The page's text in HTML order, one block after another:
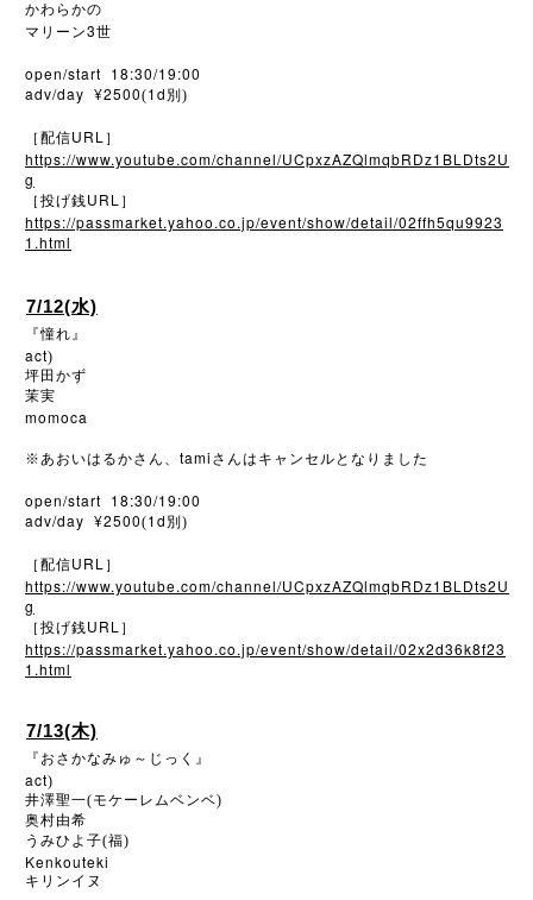
かわらかの
マリーン3世
open/start 18:30/19:00
adv/day ¥2500(1d 別)
［配信URL ］
https://www.youtube.com/channel/UCpxzAZQlmqbRDz1BLDts2U
g
［投げ銭URL ］
https://passmarket.yahoo.co.jp/event/show/detail/02ffh5qu9923
1.html
7/12(水)
『憧れ』
act)
坪田かず
茉実
momoca
※あおいはるかさん、 tami さんはキャンセルとなりました
open/start 18:30/19:00
adv/day ¥2500(1d 別)
［配信URL ］
https://www.youtube.com/channel/UCpxzAZQlmqbRDz1BLDts2U
g
［投げ銭URL ］
https://passmarket.yahoo.co.jp/event/show/detail/02x2d36k8f23
1.html
7/13(木)
『おさかなみゅ～じっく』
act)
井澤聖一(モケーレムベンベ)
奥村由希
うみひよ子(福)
Kenkouteki
キリンイヌ